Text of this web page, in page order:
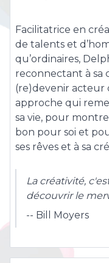
Facilitatrice en
de talents et
qu’ordinaires,
reconnectant à sa
(re)devenir acteur
approche qui
sa vie, pour
bon pour soi et
ses rêves et à sa
La créativité,
découvrir le
-- Bill Moyers